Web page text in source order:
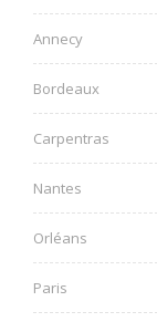
Annecy
Bordeaux
Carpentras
Nantes
Orléans
Paris